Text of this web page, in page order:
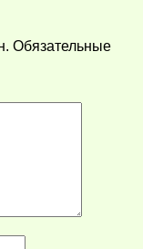
Обязательные